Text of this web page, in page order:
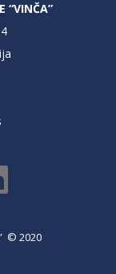
“VINČA”
© 2020